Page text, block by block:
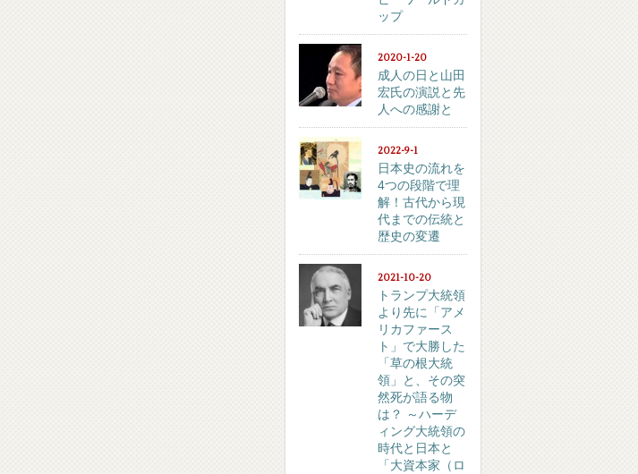
ップ
2020-1-20
成人の日と山田
宏氏の演説と先
人への感謝と
2022-9-1
日本史の流れを
4つの段階で理
解！古代から現
代までの伝統と
歴史の変遷
2021-10-20
トランプ大統領
より先に「アメ
リカファース
ト」で大勝した
「草の根大統
領」と、その突
然死が語る物
は？ ～ハーデ
ィング大統領の
時代と日本と
「大資本家（ロ